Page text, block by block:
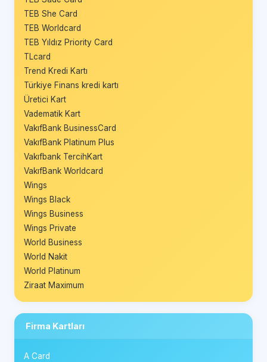
TEB She Card
TEB Worldcard
TEB Yıldız Priority Card
TLcard
Trend Kredi Kartı
Türkiye Finans kredi kartı
Üretici Kart
Vadematik Kart
VakıfBank BusinessCard
VakıfBank Platinum Plus
Vakıfbank TercihKart
VakıfBank Worldcard
Wings
Wings Black
Wings Business
Wings Private
World Business
World Nakit
World Platinum
Ziraat Maximum
Firma Kartları
A Card